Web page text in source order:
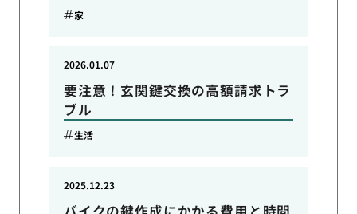
家
要注意！玄関鍵交換の高額請求トラ
ブル
2026.01.07
生活
2025.12.23